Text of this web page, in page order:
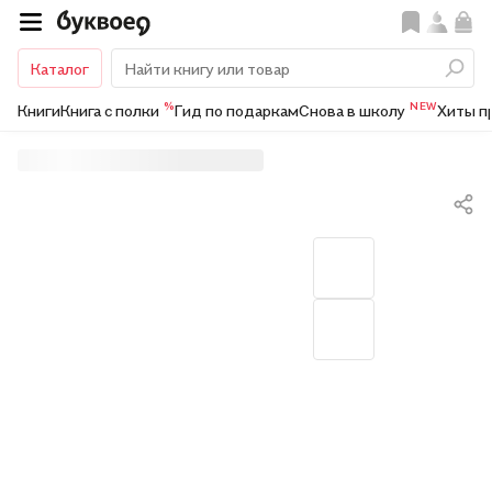
Каталог
КнигиКнига с полки %Гид по подаркамСнова в школу NEWХиты